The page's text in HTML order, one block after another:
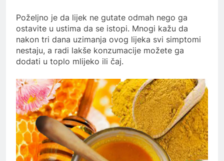
Poželjno je da lijek ne gutate odmah nego ga
ostavite u ustima da se istopi. Mnogi kažu da
nakon tri dana uzimanja ovog lijeka svi simptomi
nestaju, a radi lakše konzumacije možete ga
dodati u toplo mlijeko ili čaj.